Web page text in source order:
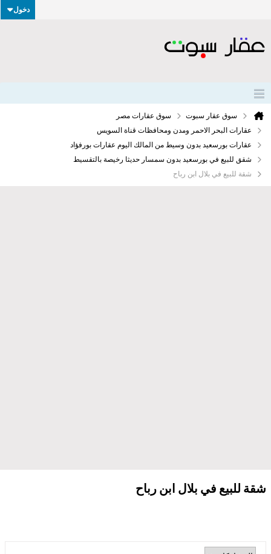
دخول
سوق عقار سبوت
سوق عقارات مصر
عقارات البحر الاحمر ومدن ومحافظات قناة السويس
عقارات بورسعيد بدون وسيط من المالك اليوم عقارات بورفؤاد
شقق للبيع في بورسعيد بدون سمسار حديثا رخيصة بالتقسيط
شقة للبيع في بلال ابن رباح
شقة للبيع في بلال ابن رباح